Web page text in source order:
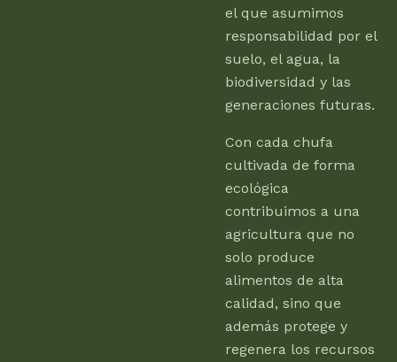
el que asumimos
responsabilidad por el
suelo, el agua, la
biodiversidad y las
generaciones futuras.
Con cada chufa
cultivada de forma
ecológica
contribuimos a una
agricultura que no
solo produce
alimentos de alta
calidad, sino que
además protege y
regenera los recursos